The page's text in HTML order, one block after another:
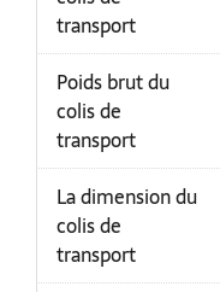
transport
Poids brut du
colis de
transport
La dimension du
colis de
transport